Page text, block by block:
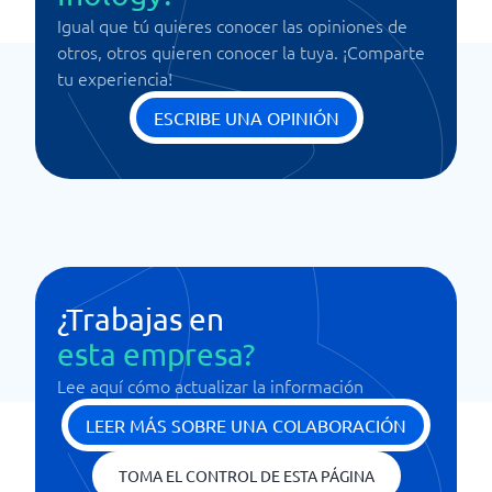
Igual que tú quieres conocer las opiniones de
otros, otros quieren conocer la tuya. ¡Comparte
tu experiencia!
ESCRIBE UNA OPINIÓN
¿Trabajas en
esta empresa?
Lee aquí cómo actualizar la información
LEER MÁS SOBRE UNA COLABORACIÓN
TOMA EL CONTROL DE ESTA PÁGINA